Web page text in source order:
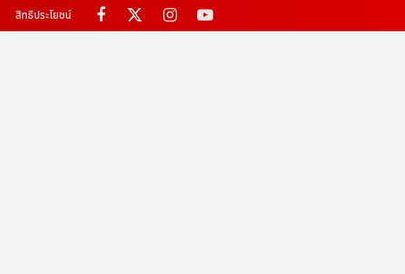
สิทธิประโยชน์